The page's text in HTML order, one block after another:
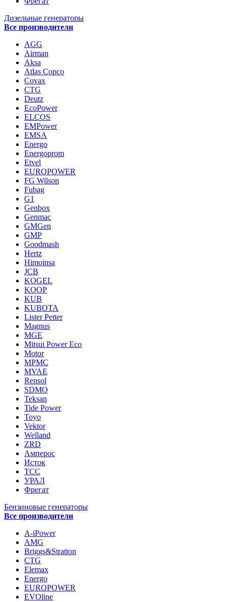
Дизельные генераторы
Все производители
AGG
Airman
Aksa
Atlas Copco
Covax
CTG
Deutz
EcoPower
ELCOS
EMPower
EMSA
Energo
Energoprom
Etvel
EUROPOWER
FG Wilson
Fubag
G1
Genbox
Genmac
GMGen
GMP
Goodmash
Hertz
Himoinsa
JCB
KOGEL
KOOP
KUB
KUBOTA
Lister Petter
Magnus
MGE
Mitsui Power Eco
Motor
MPMC
MVAE
Rensol
SDMO
Teksan
Tide Power
Toyo
Vektor
Welland
ZRD
Амперос
Исток
ТСС
УРАЛ
Фрегат
Бензиновые генераторы
Все производители
A-iPower
AMG
Briggs&Stratton
CTG
Elemax
Energo
EUROPOWER
EVOline